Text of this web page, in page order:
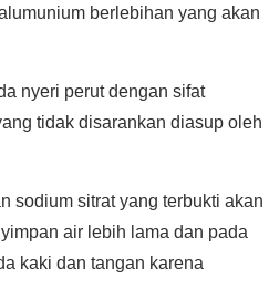
berlebihan yang akan
nyeri perut dengan sifat
tidak disarankan diasup oleh
sodium sitrat yang terbukti akan
air lebih lama dan pada
kaki dan tangan karena